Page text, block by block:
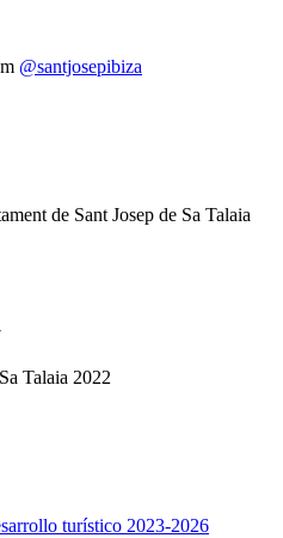
@santjosepibiza
de Sant Josep de Sa Talaia
Talaia 2022
turístico 2023-2026